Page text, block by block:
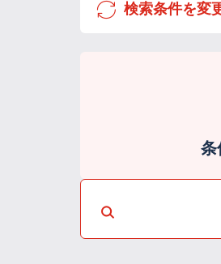
検索条件を変
条